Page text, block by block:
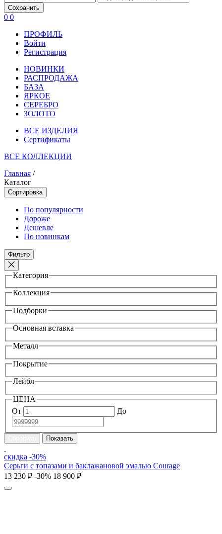
Сохранить
0 0
ПРОФИЛЬ
Войти
Регистрация
НОВИНКИ
РАСПРОДАЖА
БАЗА
ЯРКОЕ
СЕРЕБРО
ЗОЛОТО
ВСЕ ИЗДЕЛИЯ
Сертификаты
ВСЕ КОЛЛЕКЦИИ
Главная /
Каталог
Сортировка
По популярности
Дороже
Дешевле
По новинкам
Фильтр
Категория
Коллекция
Подборки
Основная вставка
Металл
Покрытие
Лейбл
ЦЕНА
От
До
скидка -30%
Серьги с топазами и баклажановой эмалью Courage
13 230 ₽ -30% 18 900 ₽